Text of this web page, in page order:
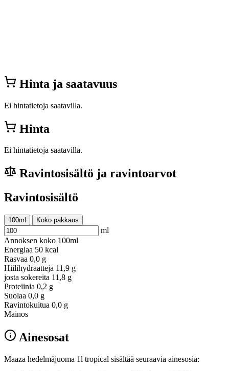
Hinta ja saatavuus
Ei hintatietoja saatavilla.
Hinta
Ei hintatietoja saatavilla.
Ravintosisältö ja ravintoarvot
Ravintosisältö
100ml Koko pakkaus
ml
Annoksen koko 100ml
Energiaa 50 kcal
Rasvaa 0,0 g
Hiilihydraatteja 11,9 g
josta sokereita 11,8 g
Proteiinia 0,2 g
Suolaa 0,0 g
Ravintokuitua 0,0 g
Mainos
Ainesosat
Maaza hedelmäjuoma 1l tropical sisältää seuraavia ainesosia: